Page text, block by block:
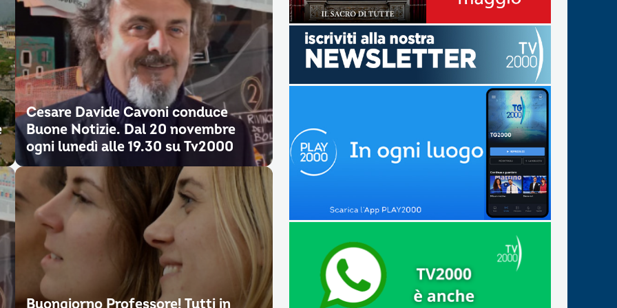
Cesare Davide Cavoni conduce
Buone Notizie. Dal 20 novembre
ogni lunedì alle 19.30 su Tv2000
Buongiorno Professore! Tutti in